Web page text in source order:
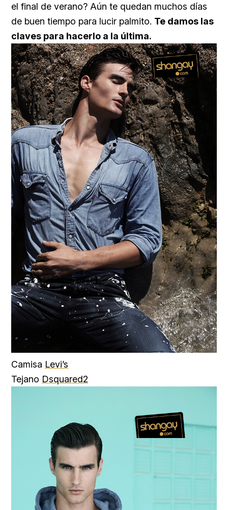
el final de verano? Aún te quedan muchos días
de buen tiempo para lucir palmito. Te damos las
claves para hacerlo a la última.
Camisa Levi’s
Tejano Dsquared2